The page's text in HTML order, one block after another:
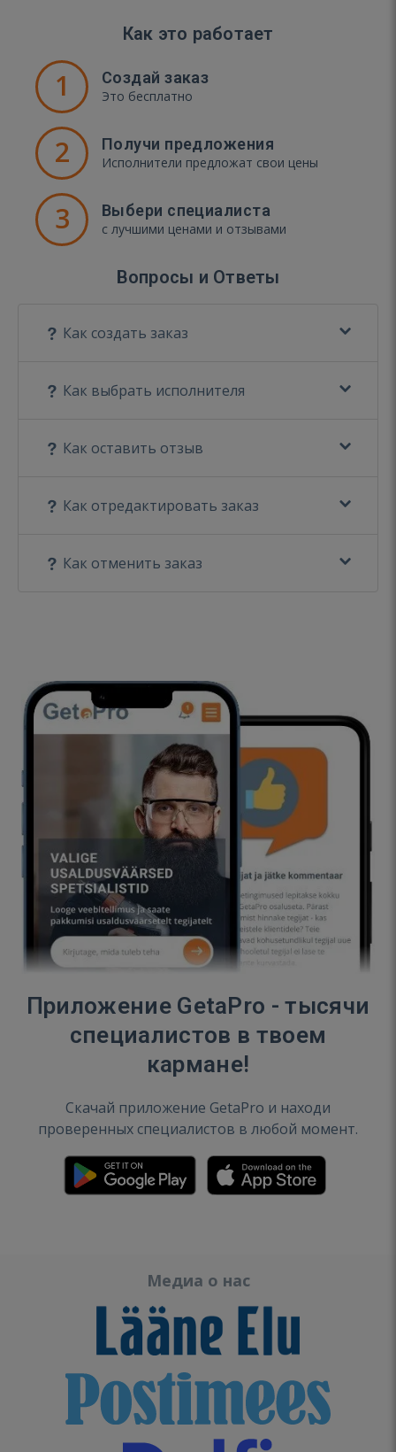
Как это работает
1 Создай заказ
Это бесплатно
2 Получи предложения
Исполнители предложат свои цены
3 Выбери специалиста
с лучшими ценами и отзывами
Вопросы и Ответы
Как создать заказ
Как выбрать исполнителя
Как оставить отзыв
Как отредактировать заказ
Как отменить заказ
Приложение GetaPro - тысячи
специалистов в твоем
кармане!
Скачай приложение GetaPro и находи
проверенных специалистов в любой момент.
Медиа о нас